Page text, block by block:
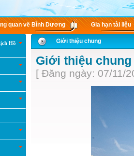
quan về Bình Dương Gia hạn tài liệu
Hồ
Giới thiệu chung
Giới thiệu chung
[ Đăng ngày: 07/11/